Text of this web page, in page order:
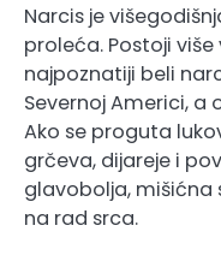
Narcis je
proleća. Postoji
najpoznatiji beli
Severnoj Americi, a
Ako se proguta
grčeva, dijareje i
glavobolja, mišićna
na rad srca.